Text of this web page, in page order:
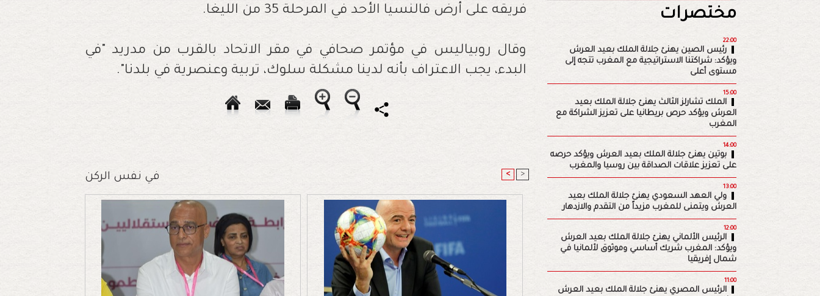
فريقه على أرض فالنسيا الأحد في المرحلة 35 من الليغا.
وقال روبياليس في مؤتمر صحافي في مقر الاتحاد بالقرب من مدريد "في
البدء، يجب الاعتراف بأنه لدينا مشكلة سلوك، تربية وعنصرية في بلدنا".
في نفس الركن < >
مختصرات
22:00
رئيس الصين يهنئ جلالة الملك بعيد العرش
ويؤكد: شراكتنا الاستراتيجية مع المغرب تتجه إلى
مستوى أعلى
15:00
الملك تشارلز الثالث يهنئ جلالة الملك بعيد
العرش ويؤكد حرص بريطانيا على تعزيز الشراكة مع
المغرب
14:00
بوتين يهنئ جلالة الملك بعيد العرش ويؤكد حرصه
على تعزيز علاقات الصداقة بين روسيا والمغرب
13:00
ولي العهد السعودي يهنئ جلالة الملك بعيد
العرش ويتمنى للمغرب مزيداً من التقدم والازدهار
12:00
الرئيس الألماني يهنئ جلالة الملك بعيد العرش
ويؤكد: المغرب شريك أساسي وموثوق لألمانيا في
شمال إفريقيا
11:00
الرئيس المصري يهنئ جلالة الملك بعيد العرش